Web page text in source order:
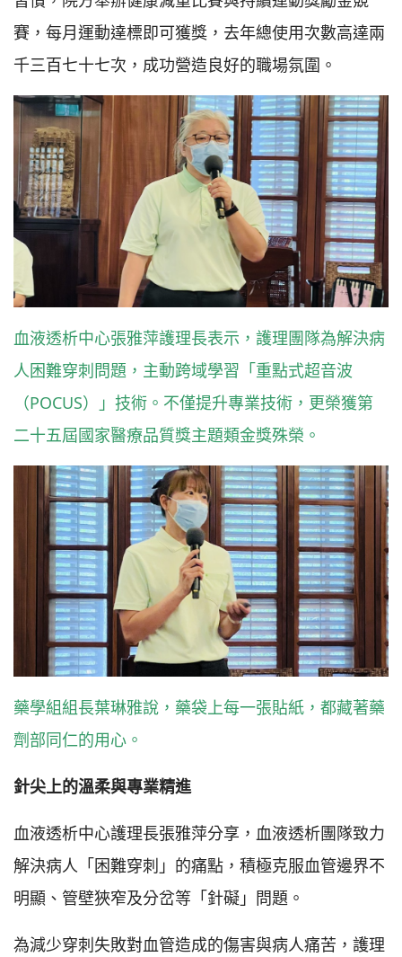
賽，每月運動達標即可獲獎，去年總使用次數高達兩
千三百七十七次，成功營造良好的職場氛圍。
血液透析中心張雅萍護理長表示，護理團隊為解決病
人困難穿刺問題，主動跨域學習「重點式超音波
（POCUS）」技術。不僅提升專業技術，更榮獲第
二十五屆國家醫療品質獎主題類金獎殊榮。
藥學組組長葉琳雅說，藥袋上每一張貼紙，都藏著藥
劑部同仁的用心。
針尖上的溫柔與專業精進
血液透析中心護理長張雅萍分享，血液透析團隊致力
解決病人「困難穿刺」的痛點，積極克服血管邊界不
明顯、管壁狹窄及分岔等「針礙」問題。
為減少穿刺失敗對血管造成的傷害與病人痛苦，護理